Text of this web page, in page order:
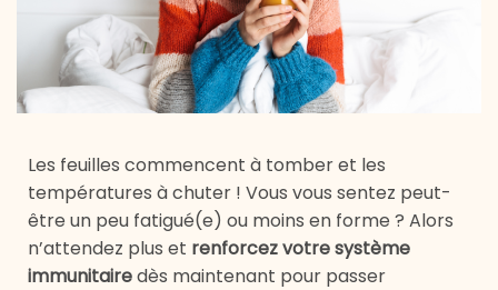
Les feuilles commencent à tomber et les
températures à chuter ! Vous vous sentez peut-
être un peu fatigué(e) ou moins en forme ? Alors
n’attendez plus et renforcez votre système
immunitairedès maintenant pour passer